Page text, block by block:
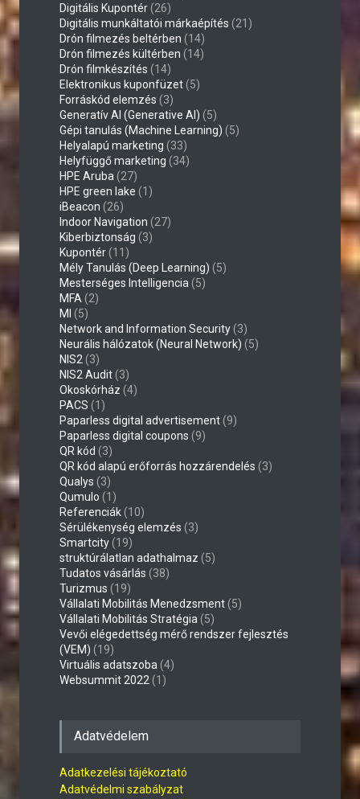
Digitális Kupontér(26)
Digitális munkáltatói márkaépítés (21)
Drón filmezés beltérben (14)
Drón filmezés kültérben (14)
Drón filmkészítés (14)
Elektronikus kuponfüzet(5)
Forráskód elemzés (3)
Generatív AI (Generative AI) (5)
Gépi tanulás (Machine Learning) (5)
Helyalapú marketing (33)
Helyfüggő marketing (34)
HPE Aruba (27)
HPE green lake (1)
iBeacon (26)
Indoor Navigation (27)
Kiberbiztonság (3)
Kupontér(11)
Mély Tanulás (Deep Learning) (5)
Mesterséges Intelligencia (5)
MFA (2)
MI (5)
Network and Information Security(3)
Neurális hálózatok (Neural Network) (5)
NIS2 (3)
NIS2 Audit(3)
Okoskórház (4)
PACS (1)
Paparless digital advertisement(9)
Paparless digital coupons (9)
QR kód (3)
QR kód alapú erőforrás hozzárendelés (3)
Qualys (3)
Qumulo (1)
Referenciák(10)
Sérülékenység elemzés (3)
Smartcity(19)
struktúrálatlan adathalmaz (5)
Tudatos vásárlás (38)
Turizmus (19)
Vállalati Mobilitás Menedzsment(5)
Vállalati Mobilitás Stratégia (5)
Vevői elégedettség mérő rendszer fejlesztés
(VEM) (19)
Virtuális adatszoba (4)
Websummit 2022 (1)
Adatvédelem
Adatkezelési tájékoztató
Adatvédelmi szabályzat